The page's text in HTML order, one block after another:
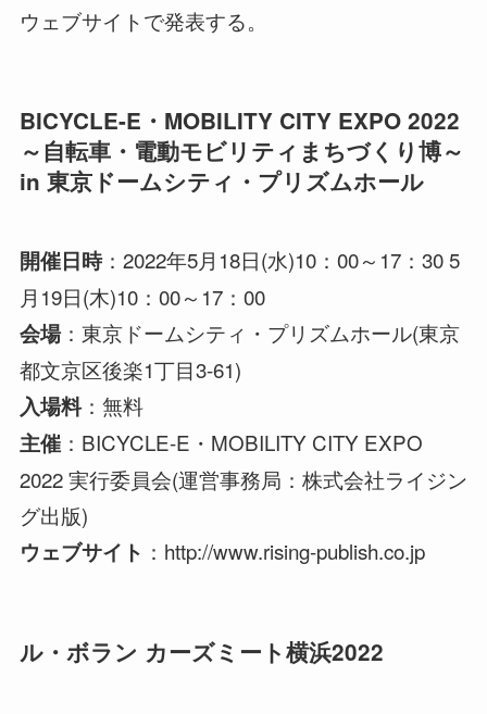
ウェブサイトで発表する。
BICYCLE-E・MOBILITY CITY EXPO 2022
～自転車・電動モビリティまちづくり博～
in 東京ドームシティ・プリズムホール
開催日時：2022年5月18日(水)10：00～17：30 5
月19日(木)10：00～17：00
会場：東京ドームシティ・プリズムホール(東京
都文京区後楽1丁目3-61)
入場料：無料
主催：BICYCLE-E・MOBILITY CITY EXPO
2022 実行委員会(運営事務局：株式会社ライジン
グ出版)
ウェブサイト ：http://www.rising-publish.co.jp
ル・ボラン カーズミート横浜2022